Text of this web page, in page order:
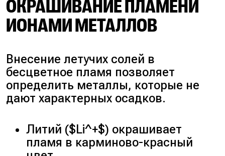
ОКРАШИВАНИЕ ПЛАМЕНИ
ИОНАМИ МЕТАЛЛОВ
Внесение летучих солей в
бесцветное пламя позволяет
определить металлы, которые не
дают характерных осадков.
Литий ($Li^+$) окрашивает
пламя в карминово-красный